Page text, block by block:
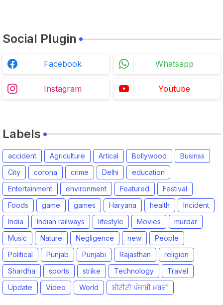
Social Plugin
Facebook Whatsapp
Instagram Youtube
Labels
accident Agriculture Artical Bollywood
Businss
City
corona crime Delhi
education
Entertainment
environment Featured
Festival
Foods
game games Haryana health
Incident
India
Indian railways lifestyle Movies
murdar
Music
Nature Negligence new
People
Political
Punjab Punjabi Rajasthan
religion
Shardha
sports strike Technology
Travel
Update
Video World ਬੀਟੀਟੀ ਪੰਜਾਬੀ ਖ਼ਬਰਾਂ